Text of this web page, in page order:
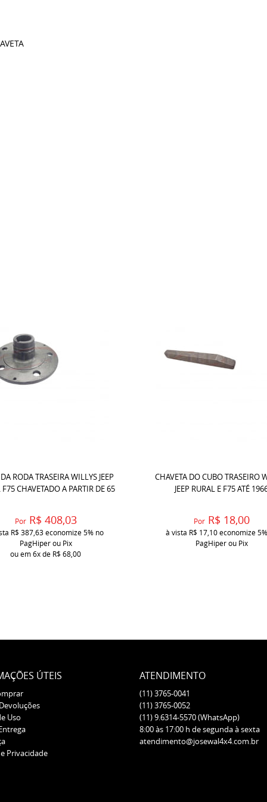
RODA TRASEIRA WILLYS JEEP
CHAVETADO A PARTIR DE 65
Por R$ 408,03
R$ 387,63economize5% no
PagHiper ou Pix
ou em6xde R$ 68,00
CHAVETA DO CUBO TRASEIRO
JEEP RURAL E F75 ATÉ
Por R$ 18,00
à vista R$ 17,10economize5%
PagHiper ou Pix
ÚTEIS
Uso
Privacidade
ATENDIMENTO
(11)3765-0041
(11)3765-0052
(11)9.6314-5570(WhatsApp)
8:00 às 17:00 h de segunda à sexta
atendimento@josewal4x4.com.br